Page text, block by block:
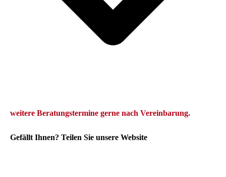
weitere Beratungstermine gerne nach Vereinbarung.
Gefällt Ihnen? Teilen Sie unsere Website